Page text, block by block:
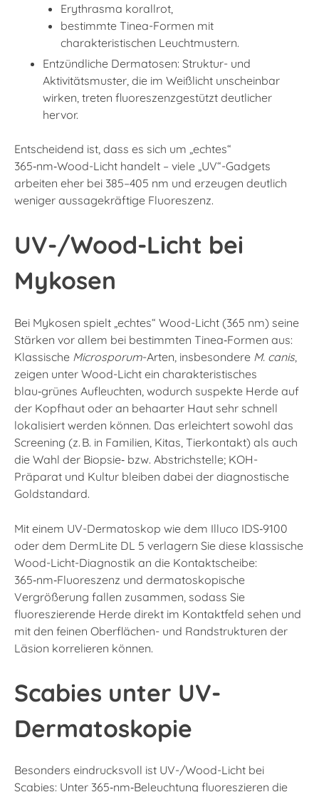
Erythrasma korallrot,
bestimmte Tinea-Formen mit
charakteristischen Leuchtmustern.
Entzündliche Dermatosen: Struktur- und
Aktivitätsmuster, die im Weißlicht unscheinbar
wirken, treten fluoreszenzgestützt deutlicher
hervor.
Entscheidend ist, dass es sich um „echtes“
365‑nm‑Wood-Licht handelt – viele „UV“-Gadgets
arbeiten eher bei 385–405 nm und erzeugen deutlich
weniger aussagekräftige Fluoreszenz.
UV-/Wood-Licht bei
Mykosen
Bei Mykosen spielt „echtes“ Wood-Licht (365 nm) seine
Stärken vor allem bei bestimmten Tinea‑Formen aus:
Klassische Microsporum-Arten, insbesondere M. canis
zeigen unter Wood-Licht ein charakteristisches
blau‑grünes Aufleuchten, wodurch suspekte Herde auf
der Kopfhaut oder an behaarter Haut sehr schnell
lokalisiert werden können. Das erleichtert sowohl das
Screening (z. B. in Familien, Kitas, Tierkontakt) als auch
die Wahl der Biopsie‑ bzw. Abstrichstelle; KOH-
Präparat und Kultur bleiben dabei der diagnostische
Goldstandard.
Mit einem UV-Dermatoskop wie dem Illuco IDS‑9100
oder dem DermLite DL 5 verlagern Sie diese klassische
Wood-Licht-Diagnostik an die Kontaktscheibe:
365‑nm‑Fluoreszenz und dermatoskopische
Vergrößerung fallen zusammen, sodass Sie
fluoreszierende Herde direkt im Kontaktfeld sehen und
mit den feinen Oberflächen- und Randstrukturen der
Läsion korrelieren können.
Scabies unter UV-
Dermatoskopie
Besonders eindrucksvoll ist UV-/Wood-Licht bei
Scabies: Unter 365‑nm‑Beleuchtung fluoreszieren die